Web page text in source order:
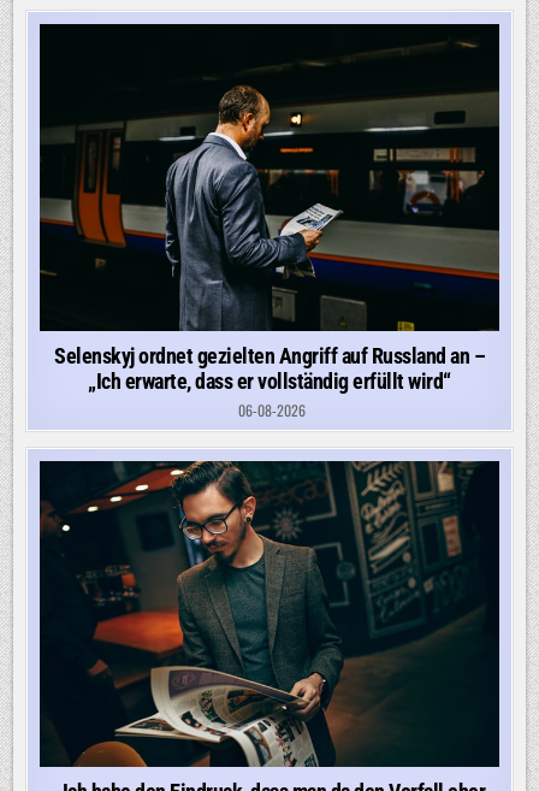
Selenskyj ordnet gezielten Angriff auf Russland an –
„Ich erwarte, dass er vollständig erfüllt wird“
06-08-2026